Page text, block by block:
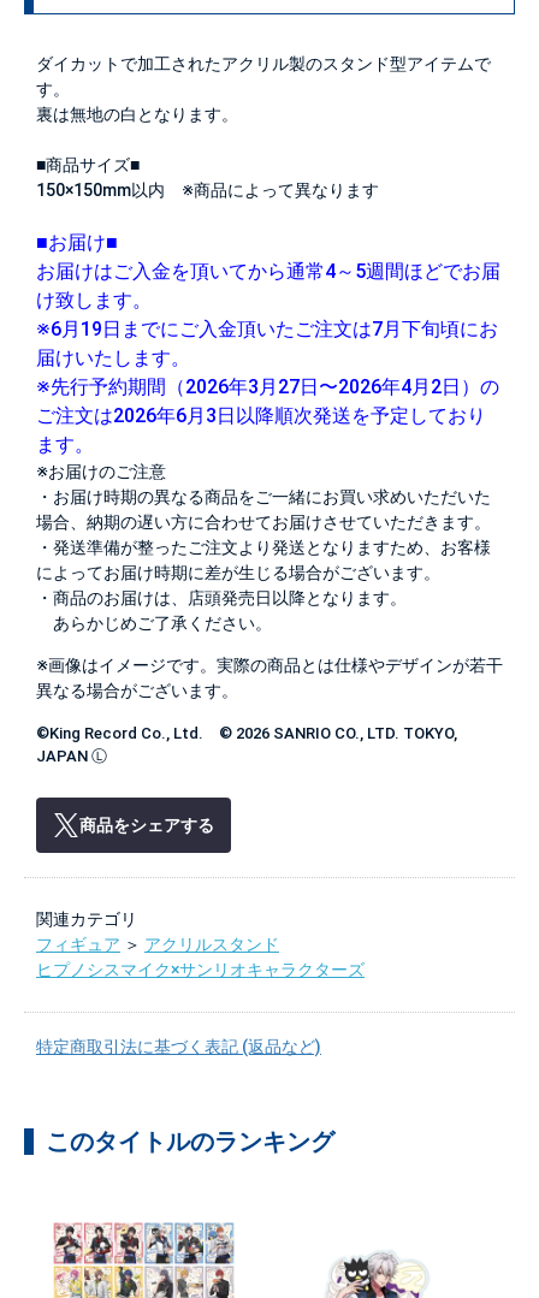
ダイカットで加工されたアクリル製のスタンド型アイテムで
す。
裏は無地の白となります。
■商品サイズ■
150×150mm以内 ※商品によって異なります
■お届け■
お届けはご入金を頂いてから通常4～5週間ほどでお届
け致します。
※6月19日までにご入金頂いたご注文は7月下旬頃にお
届けいたします。
※先行予約期間（2026年3月27日〜2026年4月2日）の
ご注文は2026年6月3日以降順次発送を予定しており
ます。
※お届けのご注意
・お届け時期の異なる商品をご一緒にお買い求めいただいた
場合、納期の遅い方に合わせてお届けさせていただきます。
・発送準備が整ったご注文より発送となりますため、お客様
によってお届け時期に差が生じる場合がございます。
・商品のお届けは、店頭発売日以降となります。
あらかじめご了承ください。
※画像はイメージです。実際の商品とは仕様やデザインが若干
異なる場合がございます。
©King Record Co., Ltd. © 2026 SANRIO CO., LTD. TOKYO,
JAPAN Ⓛ
商品をシェアする
関連カテゴリ
フィギュア ＞ アクリルスタンド
ヒプノシスマイク×サンリオキャラクターズ
特定商取引法に基づく表記 (返品など)
このタイトルのランキング